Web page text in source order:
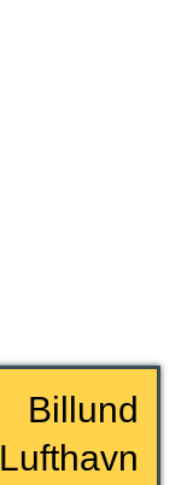
Billund
Lufthavn